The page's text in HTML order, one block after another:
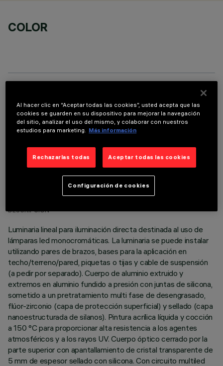
COLOR
COMPONENTES OPCIONALES
DATOS TÉCNICOS
ÚLTIMA ACTUALIZACIÓN: 06/08/2026
DESCRIPCIÓN
Luminaria lineal para iluminación directa destinada al uso de
lámparas led monocromáticas. La luminaria se puede instalar
utilizando pares de brazos, bases para la aplicación en
techo/terreno/pared, piquetas o tijas y cable de suspensión
(a pedir por separado). Cuerpo de aluminio extruido y
extremos en aluminio fundido a presión con juntas de silicona,
sometido a un pretratamiento multi fase de desengrasado,
flúor-zirconio (capa de protección superficial) y sellado (capa
nanoestructurada de silanos). Pintura acrílica líquida y cocción
a 150 °C para proporcionar alta resistencia a los agentes
atmosféricos y a los rayos UV. Cuerpo óptico cerrado por la
parte superior con apantallamiento de cristal transparente de
5 mm de espesor sellado con silicona. Con circuito multiled
Al hacer clic en “Aceptar todas las cookies”, usted acepta que las
cookies se guarden en su dispositivo para mejorar la navegación
del sitio, analizar el uso del mismo, y colaborar con nuestros
estudios para marketing.
Más información
Rechazarlas todas Aceptar todas las cookies
Configuración de cookies